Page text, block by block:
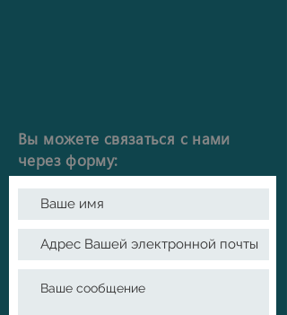
Вы можете связаться с нами
через форму: